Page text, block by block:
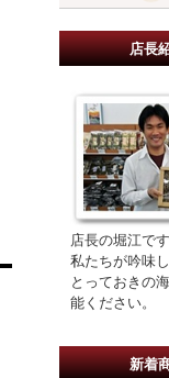
店長
店長の堀江です
私たちが吟味
とっておきの
能ください。
新着